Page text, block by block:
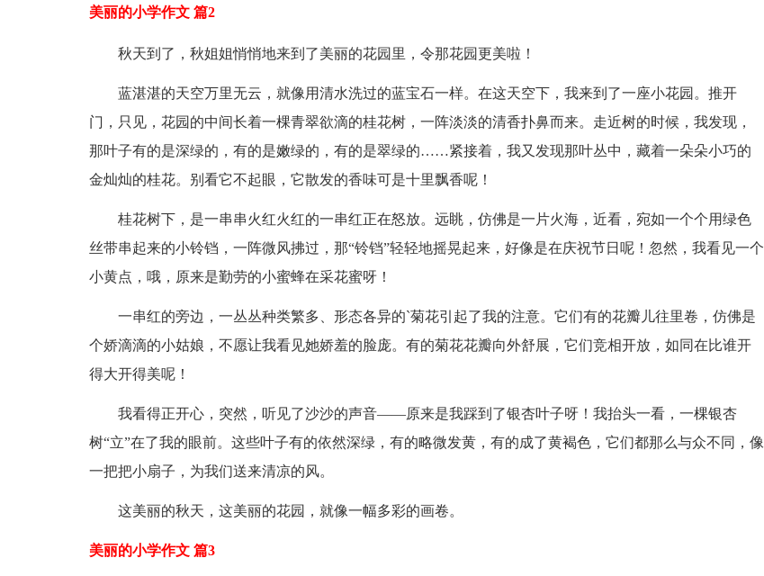
美丽的小学作文 篇2
秋天到了，秋姐姐悄悄地来到了美丽的花园里，令那花园更美啦！
蓝湛湛的天空万里无云，就像用清水洗过的蓝宝石一样。在这天空下，我来到了一座小花园。推开
门，只见，花园的中间长着一棵青翠欲滴的桂花树，一阵淡淡的清香扑鼻而来。走近树的时候，我发现，
那叶子有的是深绿的，有的是嫩绿的，有的是翠绿的……紧接着，我又发现那叶丛中，藏着一朵朵小巧的
金灿灿的桂花。别看它不起眼，它散发的香味可是十里飘香呢！
桂花树下，是一串串火红火红的一串红正在怒放。远眺，仿佛是一片火海，近看，宛如一个个用绿色
丝带串起来的小铃铛，一阵微风拂过，那“铃铛”轻轻地摇晃起来，好像是在庆祝节日呢！忽然，我看见一个
小黄点，哦，原来是勤劳的小蜜蜂在采花蜜呀！
一串红的旁边，一丛丛种类繁多、形态各异的`菊花引起了我的注意。它们有的花瓣儿往里卷，仿佛是
个娇滴滴的小姑娘，不愿让我看见她娇羞的脸庞。有的菊花花瓣向外舒展，它们竞相开放，如同在比谁开
得大开得美呢！
我看得正开心，突然，听见了沙沙的声音——原来是我踩到了银杏叶子呀！我抬头一看，一棵银杏
树“立”在了我的眼前。这些叶子有的依然深绿，有的略微发黄，有的成了黄褐色，它们都那么与众不同，像
一把把小扇子，为我们送来清凉的风。
这美丽的秋天，这美丽的花园，就像一幅多彩的画卷。
美丽的小学作文 篇3